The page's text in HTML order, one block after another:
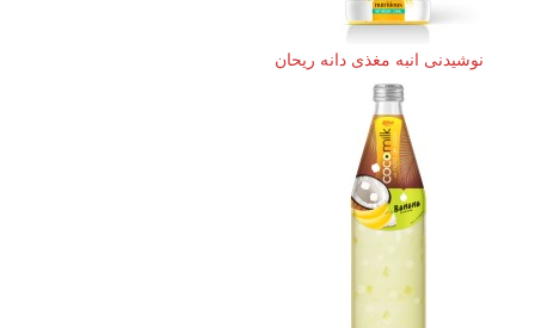
نوشیدنی انبه مغذی دانه ریحان